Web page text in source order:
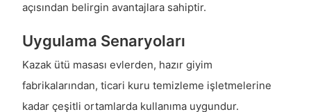
açısından belirgin avantajlara sahiptir.
Uygulama Senaryoları
Kazak ütü masası evlerden, hazır giyim
fabrikalarından, ticari kuru temizleme işletmelerine
kadar çeşitli ortamlarda kullanıma uygundur.